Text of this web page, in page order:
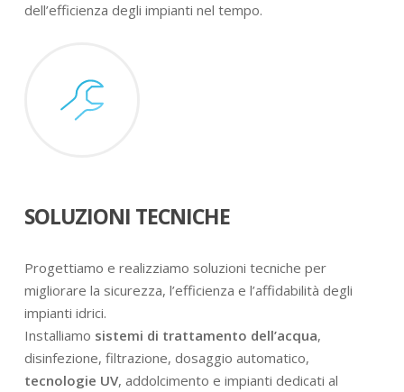
dell’efficienza degli impianti nel tempo.
SOLUZIONI TECNICHE
Progettiamo e realizziamo soluzioni tecniche per
migliorare la sicurezza, l’efficienza e l’affidabilità degli
impianti idrici.
Installiamo sistemi di trattamento dell’acqua,
disinfezione, filtrazione, dosaggio automatico,
tecnologie UV, addolcimento e impianti dedicati al